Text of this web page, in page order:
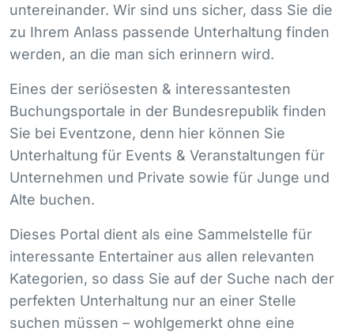
untereinander. Wir sind uns sicher, dass Sie die
zu Ihrem Anlass passende Unterhaltung finden
werden, an die man sich erinnern wird.
Eines der seriösesten & interessantesten
Buchungsportale in der Bundesrepublik finden
Sie bei Eventzone, denn hier können Sie
Unterhaltung für Events & Veranstaltungen für
Unternehmen und Private sowie für Junge und
Alte buchen.
Dieses Portal dient als eine Sammelstelle für
interessante Entertainer aus allen relevanten
Kategorien, so dass Sie auf der Suche nach der
perfekten Unterhaltung nur an einer Stelle
suchen müssen – wohlgemerkt ohne eine